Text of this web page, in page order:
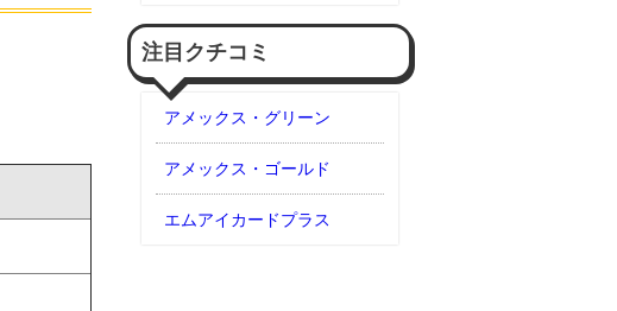
注目クチコミ
アメックス・グリーン
アメックス・ゴールド
エムアイカードプラス